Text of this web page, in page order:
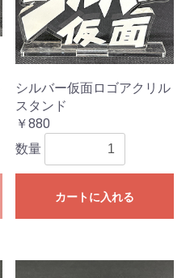
シルバー仮面ロゴアクリル
スタンド
￥880
数量
カートに入れる